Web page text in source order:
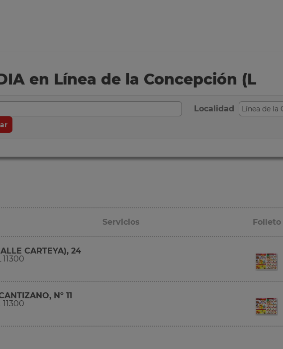
en Línea de la Concepción (L
Localidad
Servicios
CARTEYA), 24
Nº 11